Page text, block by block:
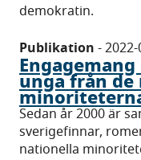
demokratin.
Publikation -
unga från
Sedan år 2000 är
sverigefinnar,
nationella